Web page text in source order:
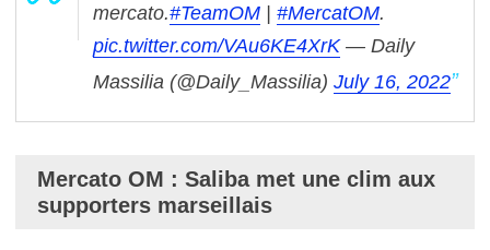
mercato.#TeamOM | #MercatOM.
pic.twitter.com/VAu6KE4XrK — Daily
Massilia (@Daily_Massilia) July 16, 2022
Mercato OM : Saliba met une clim aux
supporters marseillais